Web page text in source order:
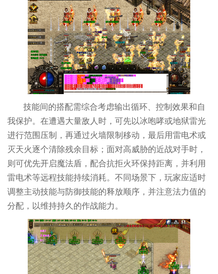
技能间的搭配需综合考虑输出循环、控制效果和自
我保护。在遭遇大量敌人时，可先以冰咆哮或地狱雷光
进行范围压制，再通过火墙限制移动，最后用雷电术或
灭天火逐个清除残余目标；面对高威胁的近战对手时，
则可优先开启魔法盾，配合抗拒火环保持距离，并利用
雷电术等远程技能持续消耗。不同场景下，玩家应适时
调整主动技能与防御技能的释放顺序，并注意法力值的
分配，以维持持久的作战能力。